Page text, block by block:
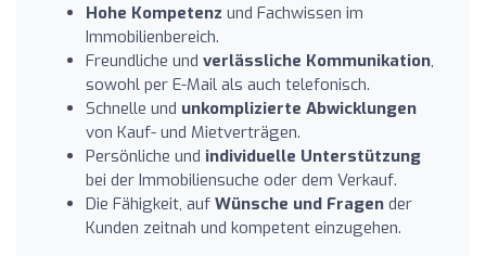
Hohe Kompetenz und Fachwissen im
Immobilienbereich.
Freundliche und verlässliche Kommunikation,
sowohl per E-Mail als auch telefonisch.
Schnelle und unkomplizierte Abwicklungen
von Kauf- und Mietverträgen.
Persönliche und individuelle Unterstützung
bei der Immobiliensuche oder dem Verkauf.
Die Fähigkeit, auf Wünsche und Fragen der
Kunden zeitnah und kompetent einzugehen.